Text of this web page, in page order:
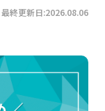
最終更新日:2026.08.06